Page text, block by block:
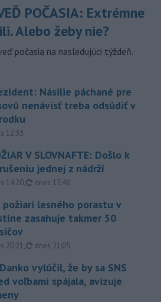
POČASIA: Extrémne
Alebo žeby nie?
počasia na nasledujúci týždeň.
Násilie páchané pre
nenávisť treba odsúdiť v
12:33
V SLOVNAFTE: Došlo k
jednej z nádrží
14:20, aktualizované
dnes 15:46
požiari lesného porastu v
zasahuje takmer 50
20:21, aktualizované
dnes 21:05
vylúčil, že by sa SNS
voľbami spájala, avizuje